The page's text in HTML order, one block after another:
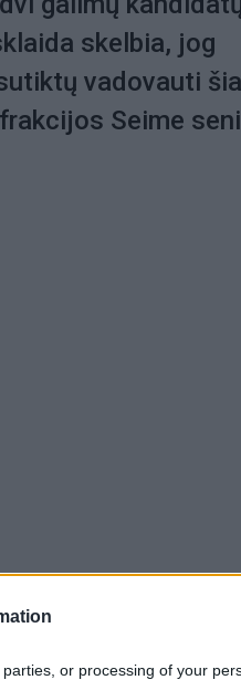
or processing of your
skelbia, jog
vadovauti
Seime
atsakomybę, tai galėsiu
lrt.lt ketvirtadienį teigė R.